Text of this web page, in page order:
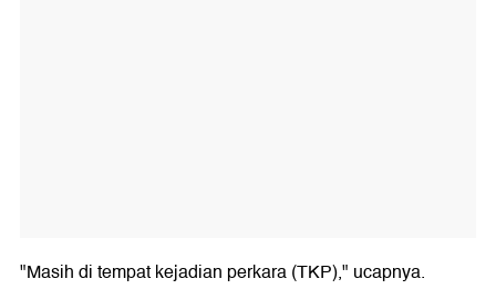
"Masih di tempat kejadian perkara (TKP)," ucapnya.